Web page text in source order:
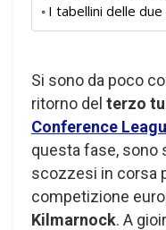
I tabellini delle
Si sono da poco
ritorno del terzo
Conference
questa fase, sono
scozzesi in corsa
competizione
Kilmarnock. A